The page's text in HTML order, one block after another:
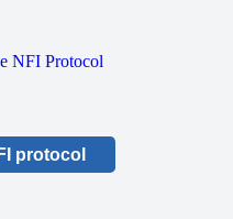
NFI Protocol
protocol